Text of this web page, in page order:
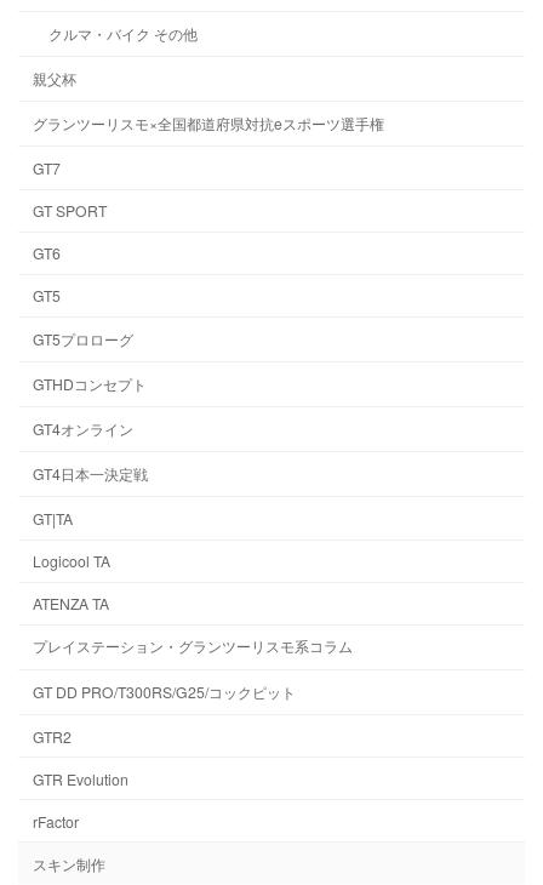
クルマ・バイク その他
親父杯
グランツーリスモ×全国都道府県対抗eスポーツ選手権
GT7
GT SPORT
GT6
GT5
GT5プロローグ
GTHDコンセプト
GT4オンライン
GT4日本一決定戦
GT|TA
Logicool TA
ATENZA TA
プレイステーション・グランツーリスモ系コラム
GT DD PRO/T300RS/G25/コックピット
GTR2
GTR Evolution
rFactor
スキン制作